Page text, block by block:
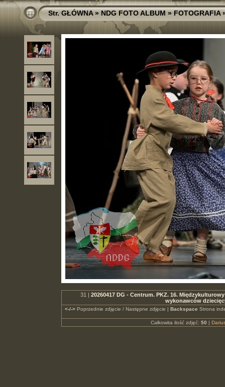
Str. GŁÓWNA»NDG FOTO ALBUM»FOTOGRAFIA
31 | 20260417 DG - Centrum. PKZ. 16.
wykonawców
<-/->Poprzednie zdjęcie / Następne zdjęcie | Backspace Strona
Całkowita ilość zdjęć: 50 |